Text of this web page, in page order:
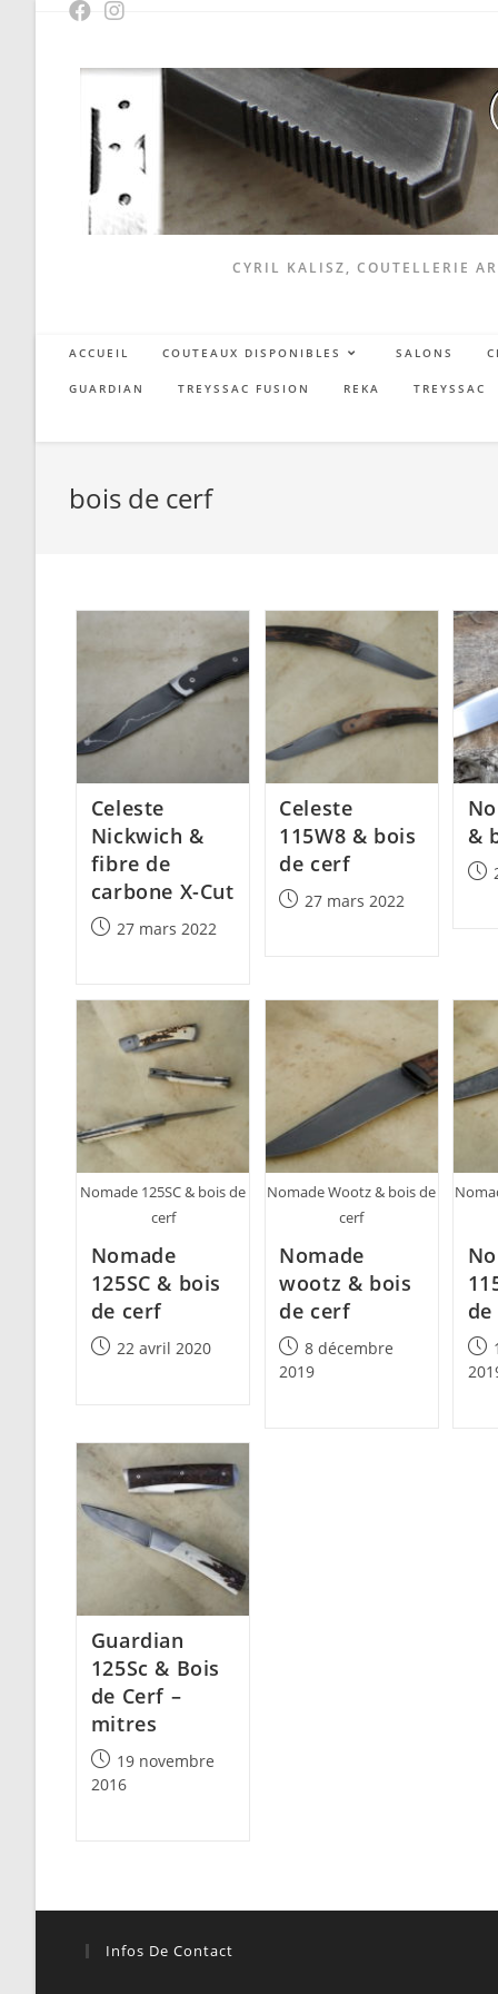
CYRIL KALISZ, COUTELLERIE
ACCUEIL COUTEAUX DISPONIBLES SALONS
GUARDIAN TREYSSAC FUSION REKA TREYSSAC
bois de cerf
Celeste
Nickwich &
fibre de
carbone X-Cut
Post27 mars 2022
Celeste
115W8 & bois
de cerf
Post27 mars 2022
&
Post
Nomade 125SC & bois de
cerf
Nomade
125SC & bois
de cerf
Post22 avril 2020
Nomade Wootz & bois de
cerf
Nomade
wootz & bois
de cerf
Post
published:
8 décembre
2019
Post
Guardian
125Sc & Bois
de Cerf –
mitres
Post
published:
19 novembre
2016
Infos De Contact